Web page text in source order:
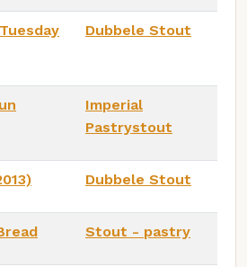
Dubbele Stout
Imperial
Pastrystout
Dubbele Stout
Stout - pastry